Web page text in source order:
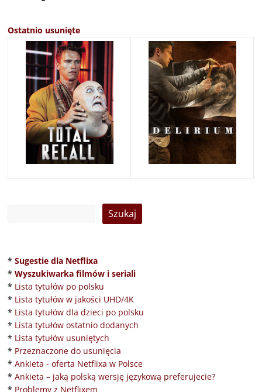
Ostatnio usunięte
* Sugestie dla Netflixa
* Wyszukiwarka filmów i seriali
* Lista tytułów po polsku
* Lista tytułów w jakości UHD/4K
* Lista tytułów dla dzieci po polsku
* Lista tytułów ostatnio dodanych
* Lista tytułów usuniętych
* Przeznaczone do usunięcia
* Ankieta - oferta Netflixa w Polsce
* Ankieta – jaką polską wersję językową preferujecie?
* Problemy z Netflixem